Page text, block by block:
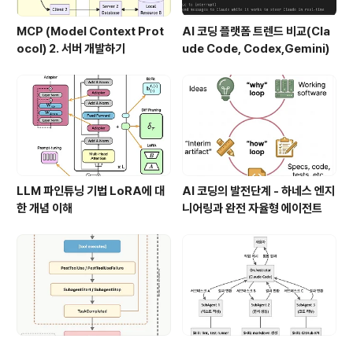
MCP (Model Context Prot
ocol) 2. 서버 개발하기
AI 코딩 플랫폼 트렌드 비교(Cla
ude Code, Codex,Gemini)
LLM 파인튜닝 기법 LoRA에 대
한 개념 이해
AI 코딩의 발전단계 - 하네스 엔지
니어링과 완전 자율형 에이전트